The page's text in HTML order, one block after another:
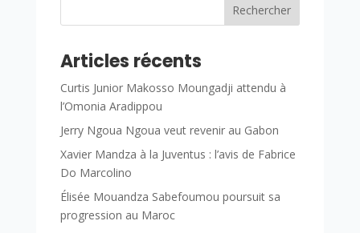
Rechercher
Articles récents
Curtis Junior Makosso Moungadji attendu à
l’Omonia Aradippou
Jerry Ngoua Ngoua veut revenir au Gabon
Xavier Mandza à la Juventus : l’avis de Fabrice
Do Marcolino
Élisée Mouandza Sabefoumou poursuit sa
progression au Maroc